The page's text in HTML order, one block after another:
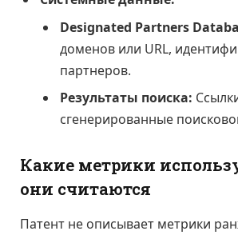
Designated Partners
доменов или URL,
партнеров.
Результаты поиска:
сгенерированные
Какие метрики
они считаются
Патент не описывает метрики